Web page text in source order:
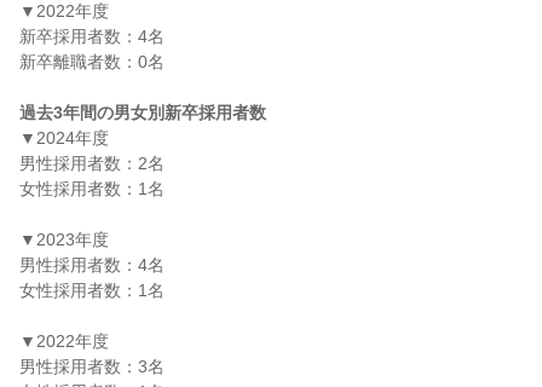
▼2022年度
新卒採用者数：4名
新卒離職者数：0名
過去3年間の男女別新卒採用者数
▼2024年度
男性採用者数：2名
女性採用者数：1名
▼2023年度
男性採用者数：4名
女性採用者数：1名
▼2022年度
男性採用者数：3名